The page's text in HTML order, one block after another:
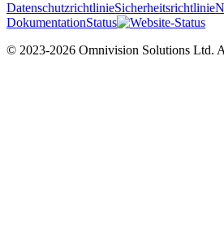
DatenschutzrichtlinieSicherheitsrichtlinie
DokumentationStatus
© 2023-2026 Omnivision Solutions Ltd.